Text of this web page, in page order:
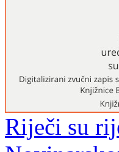
Riječi su